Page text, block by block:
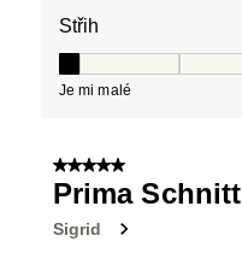
Střih
Je mi malé
5 z 5 hvězdiček.
Prima Schnitt
Sigrid